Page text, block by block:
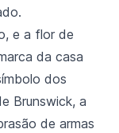
e a flor de
da casa
dos
Brunswick, a
de armas